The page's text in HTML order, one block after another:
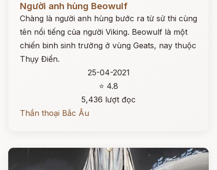
Người anh hùng Beowulf
Chàng là người anh hùng bước ra từ sử thi cùng
tên nổi tiếng của người Viking. Beowulf là một
chiến binh sinh trưởng ở vùng Geats, nay thuộc
Thụy Điển.
25-04-2021
⭐ 4.8
5,436 lượt đọc
Thần thoại Bắc Âu